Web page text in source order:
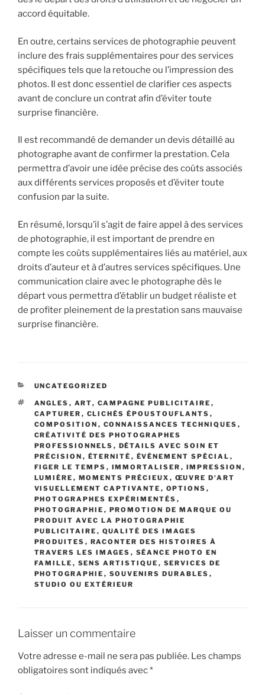
accord équitable.
En outre, certains services de photographie peuvent
inclure des frais supplémentaires pour des services
spécifiques tels que la retouche ou l’impression des
photos. Il est donc essentiel de clarifier ces aspects
avant de conclure un contrat afin d’éviter toute
surprise financière.
Il est recommandé de demander un devis détaillé au
photographe avant de confirmer la prestation. Cela
permettra d’avoir une idée précise des coûts associés
aux différents services proposés et d’éviter toute
confusion par la suite.
En résumé, lorsqu’il s’agit de faire appel à des services
de photographie, il est important de prendre en
compte les coûts supplémentaires liés au matériel, aux
droits d’auteur et à d’autres services spécifiques. Une
communication claire avec le photographe dès le
départ vous permettra d’établir un budget réaliste et
de profiter pleinement de la prestation sans mauvaise
surprise financière.
CATÉGORIES
UNCATEGORIZED
ÉTIQUETTES
ANGLES , ART, CAMPAGNE PUBLICITAIRE ,
CAPTURER , CLICHÉS ÉPOUSTOUFLANTS ,
COMPOSITION , CONNAISSANCES TECHNIQUES ,
CRÉATIVITÉ DES PHOTOGRAPHES
PROFESSIONNELS , DÉTAILS AVEC SOIN ET
PRÉCISION , ÉTERNITÉ , ÉVÉNEMENT SPÉCIAL ,
FIGER LE TEMPS , IMMORTALISER , IMPRESSION ,
LUMIÈRE , MOMENTS PRÉCIEUX , ŒUVRE D'ART
VISUELLEMENT CAPTIVANTE , OPTIONS ,
PHOTOGRAPHES EXPÉRIMENTÉS ,
PHOTOGRAPHIE , PROMOTION DE MARQUE OU
PRODUIT AVEC LA PHOTOGRAPHIE
PUBLICITAIRE , QUALITÉ DES IMAGES
PRODUITES , RACONTER DES HISTOIRES À
TRAVERS LES IMAGES , SÉANCE PHOTO EN
FAMILLE , SENS ARTISTIQUE , SERVICES DE
PHOTOGRAPHIE , SOUVENIRS DURABLES ,
STUDIO OU EXTÉRIEUR
Laisser un commentaire
Votre adresse e-mail ne sera pas publiée. Les champs
obligatoires sont indiqués avec*